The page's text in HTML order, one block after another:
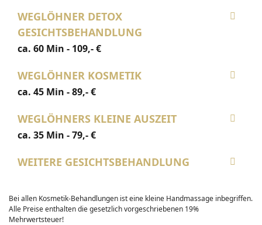
Anwendungen
Day Spa Tagesgäste
AKTIVITÄTEN
Wandern
WEGLÖHNER DETOX
GESICHTSBEHANDLUNG
ca. 60 Min - 109,- €
WEGLÖHNER KOSMETIK
ca. 45 Min - 89,- €
WEGLÖHNERS KLEINE AUSZEIT
ca. 35 Min - 79,- €
WEITERE GESICHTSBEHANDLUNG
Bei allen Kosmetik-Behandlungen ist eine kleine Handmassage inbegriffen.
Alle Preise enthalten die gesetzlich vorgeschriebenen 19%
Mehrwertsteuer!